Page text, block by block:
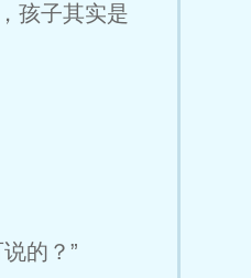
孩子其实是
的？”